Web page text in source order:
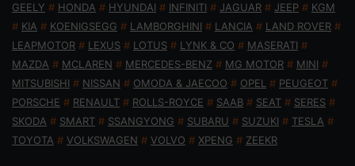
GEELY # HONDA # HYUNDAI # INFINITI # JAGUAR # JEEP # KGM
# KIA # KOENIGSEGG # LAMBORGHINI # LANCIA # LAND ROVER #
LEAPMOTOR # LEXUS # LOTUS # LYNK & CO # MASERATI #
MAZDA # MCLAREN # MERCEDES-BENZ # MG MOTOR # MINI #
MITSUBISHI # NISSAN # OMODA & JAECOO # OPEL # PEUGEOT #
PORSCHE # RENAULT # ROLLS-ROYCE # SAAB # SEAT # SERES #
SKODA # SMART # SSANGYONG # SUBARU # SUZUKI # TESLA #
TOYOTA # VOLKSWAGEN # VOLVO # XPENG # ZEEKR